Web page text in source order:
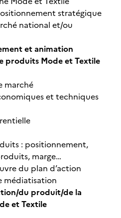
stratégique
national et/ou
et animation
produits Mode et Textile
marché
et techniques
: positionnement,
marge…
du plan d’action
médiatisation
du produit/de la
et Textile